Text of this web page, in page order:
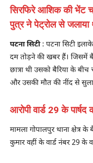
सिरफिरे आशिक की भेंट
पुत्र ने पेट्रोल से जलाया
पटना सिटी: पटना सिटी
दम तोड़ने की खबर हैं। जिसमें
छात्रा थी उसको बैरिया के
और उसकी मौत की नींद से सुला
आरोपी वार्ड 29 के पार्षद
मामला गोपालपुर थाना क्षेत्र
कुमार वहीं के वार्ड नंबर 29 के